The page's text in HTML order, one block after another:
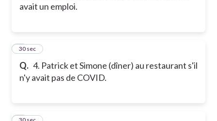
avait un emploi.
Q. 4. Patrick et Simone (dîner) au restaurant s'il
n'y avait pas de COVID.
4
30 sec